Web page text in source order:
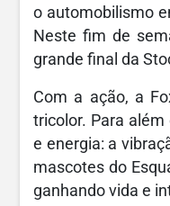
o automobilismo
Neste fim de
grande final da
Com a ação, a
tricolor. Para
e energia: a
mascotes do
ganhando vida e